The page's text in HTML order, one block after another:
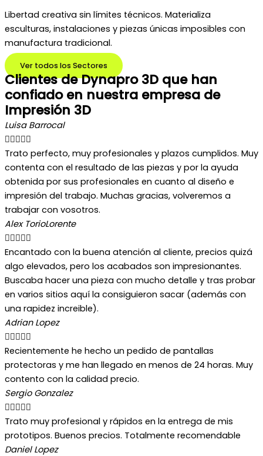
Libertad creativa sin límites técnicos. Materializa
esculturas, instalaciones y piezas únicas imposibles con
manufactura tradicional.
Ver todos los Sectores
Clientes de Dynapro 3D que han
confiado en nuestra empresa de
Impresión 3D
Luisa Barrocal

Trato perfecto, muy profesionales y plazos cumplidos. Muy
contenta con el resultado de las piezas y por la ayuda
obtenida por sus profesionales en cuanto al diseño e
impresión del trabajo. Muchas gracias, volveremos a
trabajar con vosotros.
Alex TorioLorente

Encantado con la buena atención al cliente, precios quizá
algo elevados, pero los acabados son impresionantes.
Buscaba hacer una pieza con mucho detalle y tras probar
en varios sitios aquí la consiguieron sacar (además con
una rapidez increible).
Adrian Lopez

Recientemente he hecho un pedido de pantallas
protectoras y me han llegado en menos de 24 horas. Muy
contento con la calidad precio.
Sergio Gonzalez

Trato muy profesional y rápidos en la entrega de mis
prototipos. Buenos precios. Totalmente recomendable
Daniel Lopez